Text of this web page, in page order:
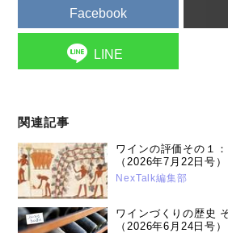
Facebook
LINE
関連記事
ワインの評価その１
（2026年7月22日号）
NexTalk編集部
ワインづくりの歴史
（2026年6月24日号）